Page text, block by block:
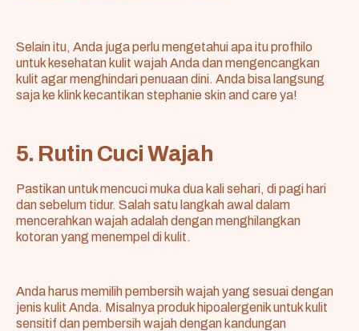
Selain itu, Anda juga perlu mengetahuiapa itu profhilo
untuk kesehatan kulit wajah Anda dan mengencangkan
kulit agar menghindari penuaan dini. Anda bisa langsung
saja ke klink kecantikan stephanie skin and care ya!
5. Rutin Cuci Wajah
Pastikan untuk mencuci muka dua kali sehari, di pagi hari
dan sebelum tidur. Salah satu langkah awal dalam
mencerahkan wajah adalah dengan menghilangkan
kotoran yang menempel di kulit.
Anda harus memilih pembersih wajah yang sesuai dengan
jenis kulit Anda. Misalnya produk hipoalergenik untuk kulit
sensitif dan pembersih wajah dengan kandungan